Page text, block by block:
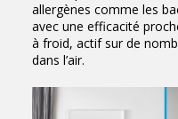
allergènes comme les
avec une efficacité
à froid, actif sur de
dans l’air.